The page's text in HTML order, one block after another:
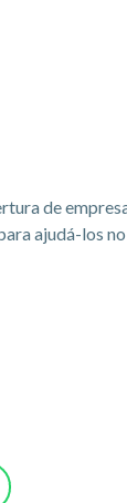
de
ajudá-los